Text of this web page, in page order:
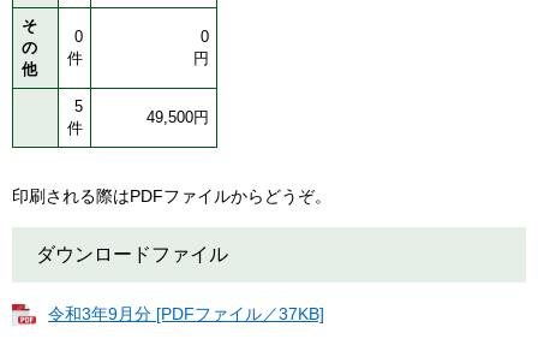
そ
の
他
0
件
0
円
5
件
49,500円
印刷される際はPDFファイルからどうぞ。
ダウンロードファイル
令和3年9月分 [PDFファイル／37KB]